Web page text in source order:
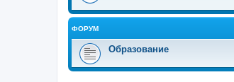
ФОРУМ
Образование